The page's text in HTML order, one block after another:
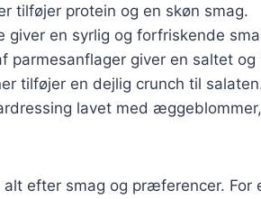
tilføjer protein og en skøn smag.
giver en syrlig og forfriskende
parmesanflager giver en saltet og
tilføjer en dejlig crunch til
lavet med
efter smag og præferencer. For